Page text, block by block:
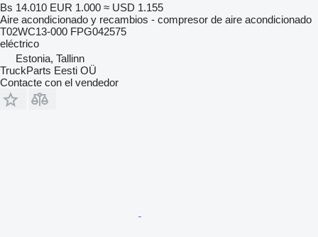
Bs 14.010 EUR 1.000 ≈ USD 1.155
Aire acondicionado y recambios - compresor de aire acondicionado
T02WC13-000 FPG042575
eléctrico
Estonia, Tallinn
TruckParts Eesti OÜ
Contacte con el vendedor